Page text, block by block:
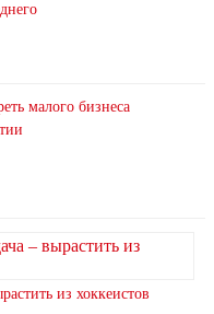
малого бизнеса
из хоккеистов